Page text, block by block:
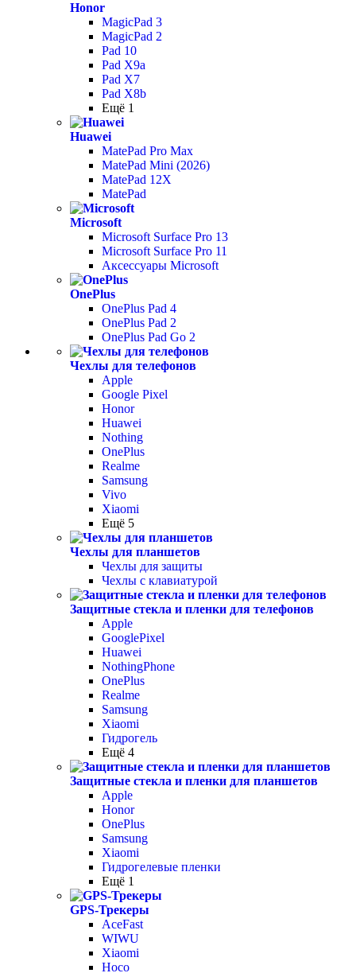
Honor
MagicPad 3
MagicPad 2
Pad 10
Pad X9a
Pad X7
Pad X8b
Ещё 1
Huawei
MatePad Pro Max
MatePad Mini (2026)
MatePad 12X
MatePad
Microsoft
Microsoft Surface Pro 13
Microsoft Surface Pro 11
Аксессуары Microsoft
OnePlus
OnePlus Pad 4
OnePlus Pad 2
OnePlus Pad Go 2
Чехлы для телефонов
Apple
Google Pixel
Honor
Huawei
Nothing
OnePlus
Realme
Samsung
Vivo
Xiaomi
Ещё 5
Чехлы для планшетов
Чехлы для защиты
Чехлы с клавиатурой
Защитные стекла и пленки для телефонов
Apple
GooglePixel
Huawei
NothingPhone
OnePlus
Realme
Samsung
Xiaomi
Гидрогель
Ещё 4
Защитные стекла и пленки для планшетов
Apple
Honor
OnePlus
Samsung
Xiaomi
Гидрогелевые пленки
Ещё 1
GPS-Трекеры
AceFast
WIWU
Xiaomi
Hoco